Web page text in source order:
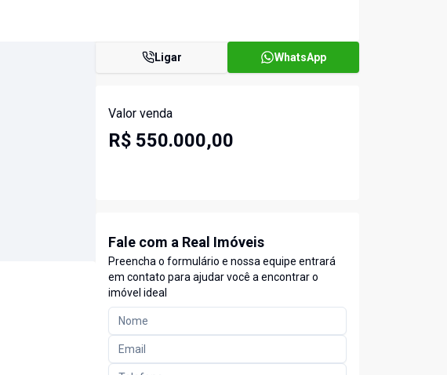
Ligar WhatsApp
Valor venda
R$ 550.000,00
Fale com a Real Imóveis
Preencha o formulário e nossa equipe entrará
em contato para ajudar você a encontrar o
imóvel ideal